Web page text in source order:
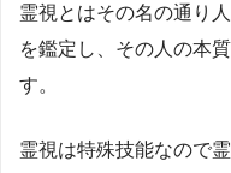
霊視とはその名の通り
を鑑定し、その人の本
す。
霊視は特殊技能なので